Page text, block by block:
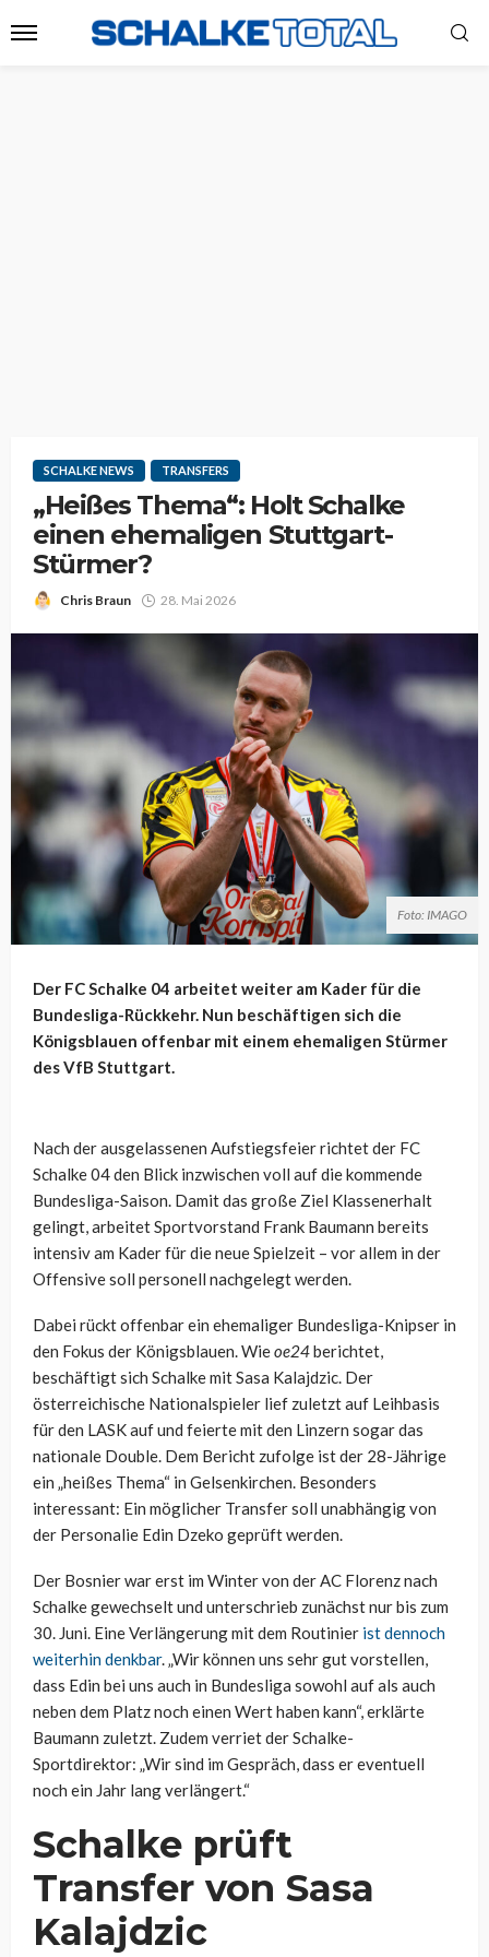
SCHALKE NEWS TRANSFERS
„Heißes Thema“: Holt Schalke
einen ehemaligen Stuttgart-
Stürmer?
Chris Braun 28. Mai 2026
Foto: IMAGO
Der FC Schalke 04 arbeitet weiter am Kader für die
Bundesliga-Rückkehr. Nun beschäftigen sich die
Königsblauen offenbar mit einem ehemaligen Stürmer
des VfB Stuttgart.
Nach der ausgelassenen Aufstiegsfeier richtet der FC
Schalke 04 den Blick inzwischen voll auf die kommende
Bundesliga-Saison. Damit das große Ziel Klassenerhalt
gelingt, arbeitet Sportvorstand Frank Baumann bereits
intensiv am Kader für die neue Spielzeit – vor allem in der
Offensive soll personell nachgelegt werden.
Dabei rückt offenbar ein ehemaliger Bundesliga-Knipser in
den Fokus der Königsblauen. Wieoe24berichtet,
beschäftigt sich Schalke mit Sasa Kalajdzic. Der
österreichische Nationalspieler lief zuletzt auf Leihbasis
für den LASK auf und feierte mit den Linzern sogar das
nationale Double. Dem Bericht zufolge ist der 28-Jährige
ein „heißes Thema“ in Gelsenkirchen. Besonders
interessant: Ein möglicher Transfer soll unabhängig von
der Personalie Edin Dzeko geprüft werden.
Der Bosnier war erst im Winter von der AC Florenz nach
Schalke gewechselt und unterschrieb zunächst nur bis zum
30. Juni. Eine Verlängerung mit dem Routinier ist dennoch
weiterhin denkbar. „Wir können uns sehr gut vorstellen,
dass Edin bei uns auch in Bundesliga sowohl auf als auch
neben dem Platz noch einen Wert haben kann“, erklärte
Baumann zuletzt. Zudem verriet der Schalke-
Sportdirektor: „Wir sind im Gespräch, dass er eventuell
noch ein Jahr lang verlängert.“
Schalke prüft
Transfer von Sasa
Kalajdzic